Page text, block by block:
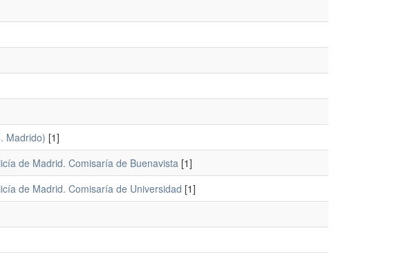
Madrido) [1]
de Madrid. Comisaría de Buenavista[1]
de Madrid. Comisaría de Universidad [1]